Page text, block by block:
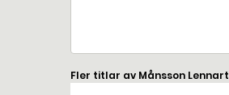
Fler titlar av Månsson Lennart